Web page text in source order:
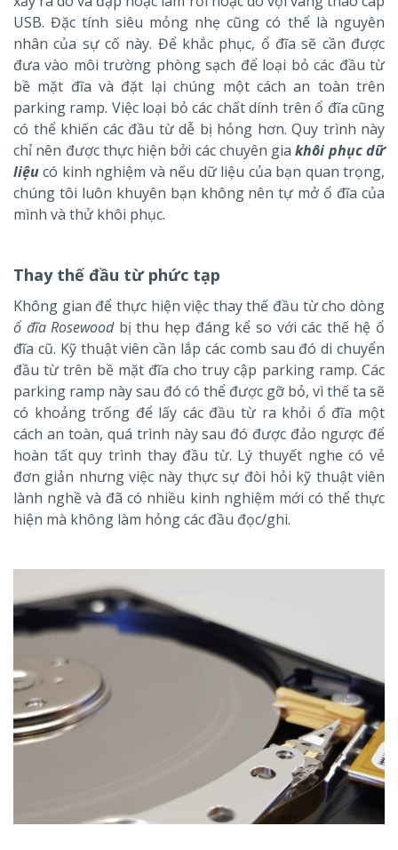
USB. Đặc tính siêu mỏng nhẹ cũng có thể là nguyên
nhân của sự cố này. Để khắc phục, ổ đĩa sẽ cần được
đưa vào môi trường phòng sạch để loại bỏ các đầu từ
bề mặt đĩa và đặt lại chúng một cách an toàn trên
parking ramp. Việc loại bỏ các chất dính trên ổ đĩa cũng
có thể khiến các đầu từ dễ bị hỏng hơn. Quy trình này
chỉ nên được thực hiện bởi các chuyên gia khôi phục dữ
liệucó kinh nghiệm và nếu dữ liệu của bạn quan trọng,
chúng tôi luôn khuyên bạn không nên tự mở ổ đĩa của
mình và thử khôi phục.
Thay thế đầu từ phức tạp
Không gian để thực hiện việc thay thế đầu từ cho dòng
ổ đĩa Rosewoodbị thu hẹp đáng kể so với các thế hệ ổ
đĩa cũ. Kỹ thuật viên cần lắp các comb sau đó di chuyển
đầu từ trên bề mặt đĩa cho truy cập parking ramp. Các
parking ramp này sau đó có thể được gỡ bỏ, vì thế ta sẽ
có khoảng trống để lấy các đầu từ ra khỏi ổ đĩa một
cách an toàn, quá trình này sau đó được đảo ngược để
hoàn tất quy trình thay đầu từ. Lý thuyết nghe có vẻ
đơn giản nhưng việc này thực sự đòi hỏi kỹ thuật viên
lành nghề và đã có nhiều kinh nghiệm mới có thể thực
hiện mà không làm hỏng các đầu đọc/ghi.